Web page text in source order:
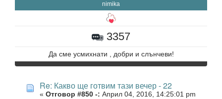
nimika
3357
Да сме усмихнати , добри и слънчеви!
Re: Какво ще готвим тази вечер - 22
« Отговор #850 -: Април 04, 2016, 14:25:01 pm